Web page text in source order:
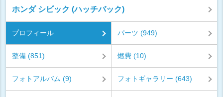
ホンダ シビック (ハッチバック)
プロフィール パーツ (949)
整備 (851) 燃費 (10)
フォトアルバム (9) フォトギャラリー (643)